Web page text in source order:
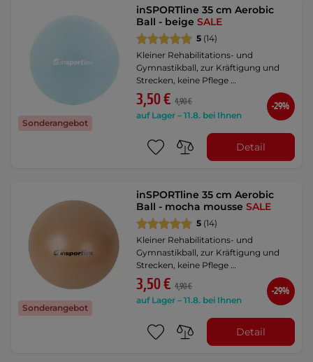
Sonderangebot
inSPORTline 35 cm Aerobic
Ball - beigeSALE
5 (14)
Kleiner Rehabilitations- und
Gymnastikball, zur Kräftigung und
Strecken, keine Pflege …
3,50 € 4,90 €
auf Lager – 11.8. bei Ihnen
-29%
Detail
Sonderangebot
inSPORTline 35 cm Aerobic
Ball - mocha mousseSALE
5 (14)
Kleiner Rehabilitations- und
Gymnastikball, zur Kräftigung und
Strecken, keine Pflege …
3,50 € 4,90 €
auf Lager – 11.8. bei Ihnen
-29%
Detail